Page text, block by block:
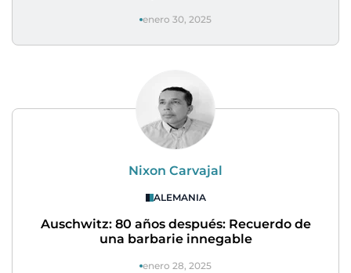
enero 30, 2025
Nixon Carvajal
ALEMANIA
Auschwitz: 80 años después: Recuerdo de
una barbarie innegable
enero 28, 2025